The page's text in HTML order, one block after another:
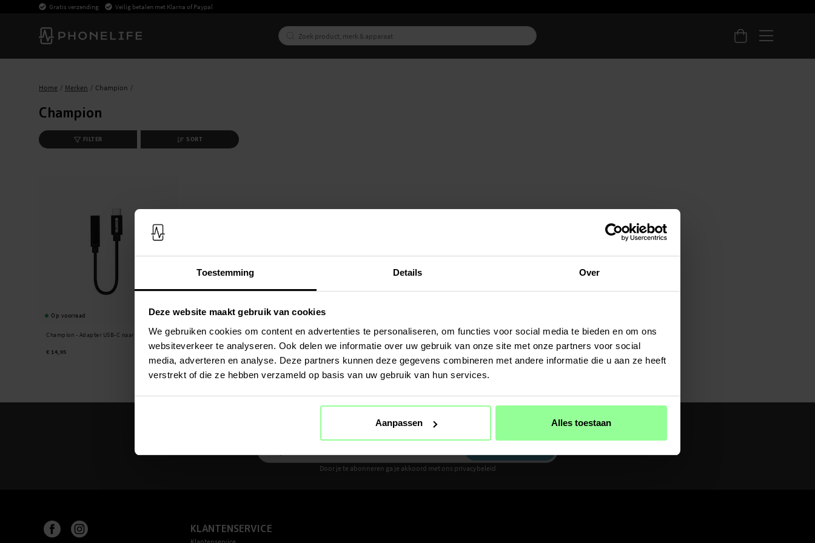
Toestemming Details Over
Deze website maakt gebruik van cookies
We gebruiken cookies om content en advertenties te personaliseren, om functies voor social media te bieden en om ons
websiteverkeer te analyseren. Ook delen we informatie over uw gebruik van onze site met onze partners voor social
media, adverteren en analyse. Deze partners kunnen deze gegevens combineren met andere informatie die u aan ze heeft
verstrekt of die ze hebben verzameld op basis van uw gebruik van hun services.
Aanpassen Alles toestaan
Gratis verzending Veilig betalen met Klarna of Paypal
Home Merken Champion
Champion
FILTER SORT
Op voorraad
Champion - Adapter USB-C naar 3.5mm Zwart
€ 14,95
Ontvang 10% korting op je eerste aankoop
Door je te abonneren ga je akkoord met ons privacybeleid
KLANTENSERVICE